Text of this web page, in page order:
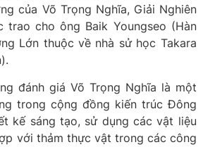
của Võ Trọng Nghĩa, Giải Nghiên
trao cho ông Baik Youngseo (Hàn
Lớn thuộc về nhà sử học Takara
đánh giá Võ Trọng Nghĩa là một
trong cộng đồng kiến trúc Đông
kế sáng tạo, sử dụng các vật liệu
với thảm thực vật trong các công